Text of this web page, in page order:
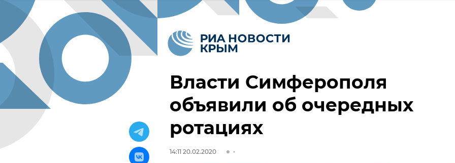
Власти Симферополя
объявили об очередных
ротациях
14:11 20.02.2020